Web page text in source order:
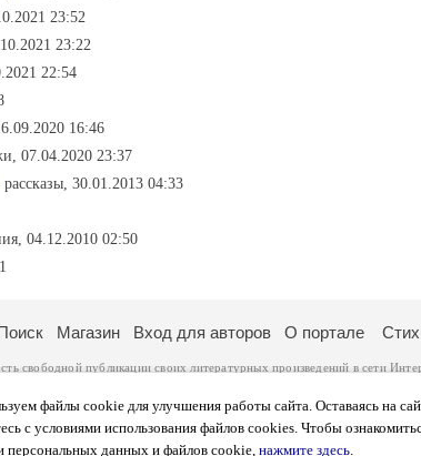
23:52
23:22
22:54
16:46
07.04.2020 23:37
рассказы, 30.01.2013 04:33
04.12.2010 02:50
файлы cookie для улучшения работы сайта. Оставаясь на
с условиями использования файлов cookies. Чтобы
персональных данных и файлов cookie, нажмите здесь.
Магазин Вход для авторов О портале
свободной публикации своих литературных произведений в сети
. Перепечатка произведений возможна только с
несут самостоятельно на основании
персональных данных. Вы также можете посмотреть более подробную
тысяч посетителей, которые в общей сумме просматривают более